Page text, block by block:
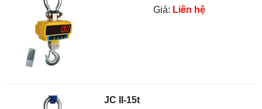
Giá: Liên hệ
JC II-15t